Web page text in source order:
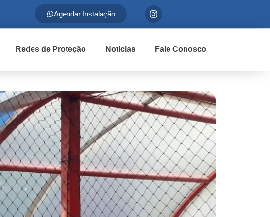
Agendar Instalação
Redes de Proteção Notícias Fale Conosco